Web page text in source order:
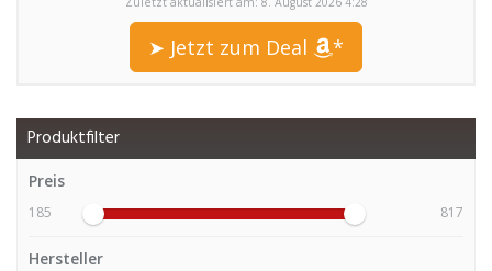
➤ Jetzt zum Deal *
Produktfilter
Preis
185 817
Hersteller